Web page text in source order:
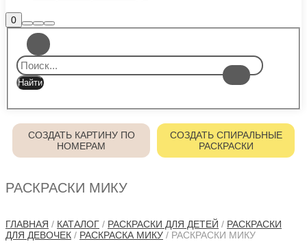
0Боковая
панель
магазина
Найти
Больше
информации
Главное
меню
СОЗДАТЬ КАРТИНУ ПО
НОМЕРАМ
СОЗДАТЬ СПИРАЛЬНЫЕ
РАСКРАСКИ
РАСКРАСКИ МИКУ
ГЛАВНАЯ / КАТАЛОГ / РАСКРАСКИ ДЛЯ ДЕТЕЙ / РАСКРАСКИ
ДЛЯ ДЕВОЧЕК / РАСКРАСКА МИКУ / РАСКРАСКИ МИКУ